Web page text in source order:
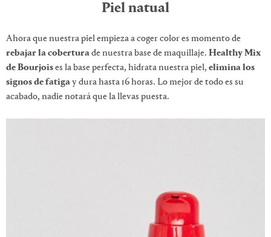
Piel natual
Ahora que nuestra piel empieza a coger color es momento de
rebajar la coberturade nuestra base de maquillaje. Healthy Mix
de Bourjoises la base perfecta, hidrata nuestra piel, elimina los
signos de fatigay dura hasta 16 horas. Lo mejor de todo es su
acabado, nadie notará que la llevas puesta.